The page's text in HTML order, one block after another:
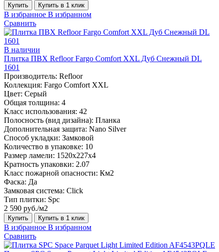
Купить Купить в 1 клик
В избранное В избранном
Сравнить
В наличии
Плитка ПВХ Refloor Fargo Comfort XXL Дуб Снежный DL
1601
Производитель: Refloor
Коллекция: Fargo Comfort XXL
Цвет: Серый
Общая толщина: 4
Класс использования: 42
Полосность (вид дизайна): Планка
Дополнительная защита: Nano Silver
Способ укладки: Замковой
Количество в упаковке: 10
Размер ламели: 1520х227х4
Кратность упаковки: 2.07
Класс пожарной опасности: Км2
Фаска: Да
Замковая система: Click
Тип плитки: Spc
2 590 руб./м2
Купить Купить в 1 клик
В избранное В избранном
Сравнить